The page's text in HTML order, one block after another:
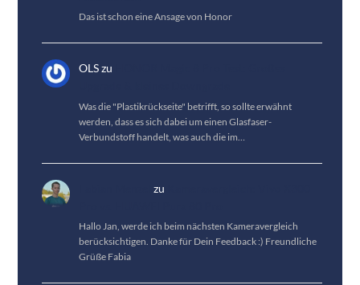
Das ist schon eine Ansage von Honor
OLSzu
Was die "Plastikrückseite" betrifft, so sollte erwähnt
werden, dass es sich dabei um einen Glasfaser-
Verbundstoff handelt, was auch die im…
zu
Hallo Jan, werde ich beim nächsten Kameravergleich
berücksichtigen. Danke für Dein Feedback :) Freundliche
Grüße Fabia